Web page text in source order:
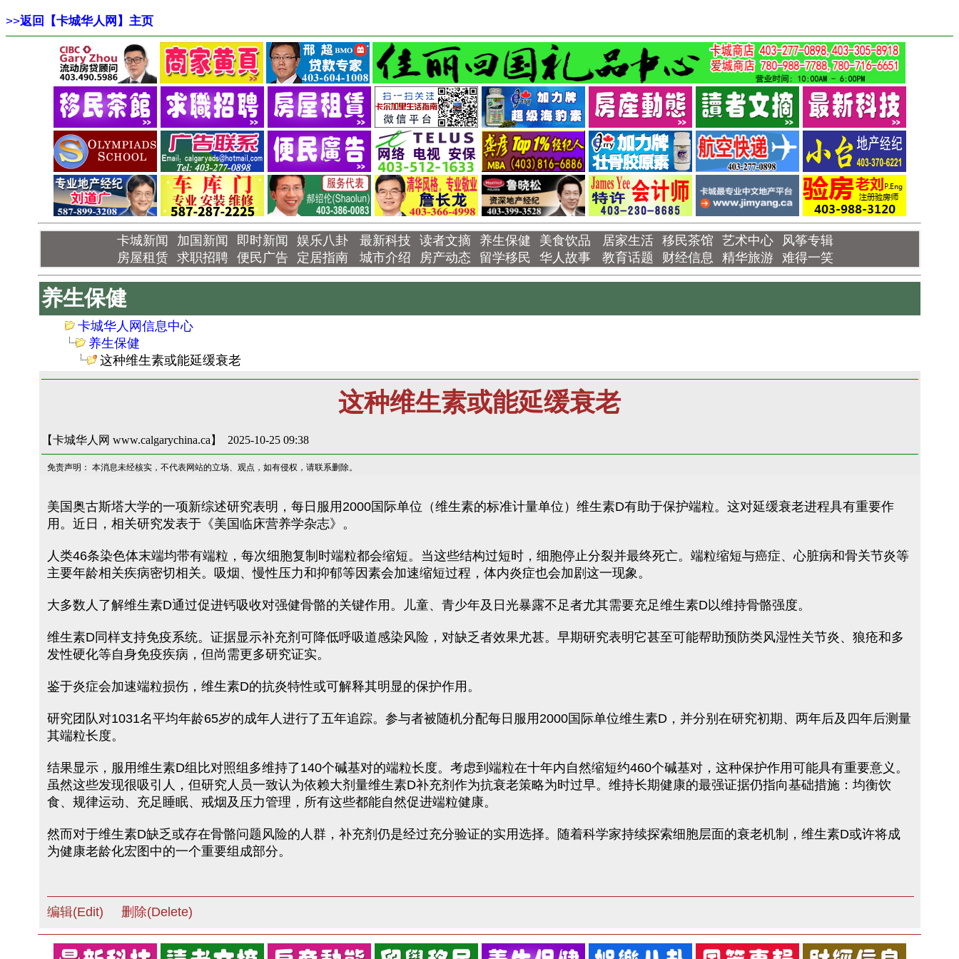
>>返回【卡城华人网】主页
卡城新闻 加国新闻 即时新闻 娱乐八卦 最新科技 读者文摘 养生保健 美食饮品 居家生活 移民茶馆 艺术中心
风筝专辑
房屋租赁 求职招聘 便民广告 定居指南 城市介绍 房产动态 留学移民 华人故事 教育话题 财经信息 精华旅游 难得一笑
养生保健
卡城华人网信息中心
养生保健
这种维生素或能延缓衰老
这种维生素或能延缓衰老
【卡城华人网 www.calgarychina.ca】 2025-10-25 09:38
免责声明： 本消息未经核实，不代表网站的立场、观点，如有侵权，请联系删除。
美国奥古斯塔大学的一项新综述研究表明，每日服用2000国际单位（维生素的标准计量单位）维生素D有助于保护端粒。这对延缓衰老进程具有重要作
用。近日，相关研究发表于《美国临床营养学杂志》。
人类46条染色体末端均带有端粒，每次细胞复制时端粒都会缩短。当这些结构过短时，细胞停止分裂并最终死亡。端粒缩短与癌症、心脏病和骨关节炎等
主要年龄相关疾病密切相关。吸烟、慢性压力和抑郁等因素会加速缩短过程，体内炎症也会加剧这一现象。
大多数人了解维生素D通过促进钙吸收对强健骨骼的关键作用。儿童、青少年及日光暴露不足者尤其需要充足维生素D以维持骨骼强度。
维生素D同样支持免疫系统。证据显示补充剂可降低呼吸道感染风险，对缺乏者效果尤甚。早期研究表明它甚至可能帮助预防类风湿性关节炎、狼疮和多
发性硬化等自身免疫疾病，但尚需更多研究证实。
鉴于炎症会加速端粒损伤，维生素D的抗炎特性或可解释其明显的保护作用。
研究团队对1031名平均年龄65岁的成年人进行了五年追踪。参与者被随机分配每日服用2000国际单位维生素D，并分别在研究初期、两年后及四年后测量
其端粒长度。
结果显示，服用维生素D组比对照组多维持了140个碱基对的端粒长度。考虑到端粒在十年内自然缩短约460个碱基对，这种保护作用可能具有重要意义。
虽然这些发现很吸引人，但研究人员一致认为依赖大剂量维生素D补充剂作为抗衰老策略为时过早。维持长期健康的最强证据仍指向基础措施：均衡饮
食、规律运动、充足睡眠、戒烟及压力管理，所有这些都能自然促进端粒健康。
然而对于维生素D缺乏或存在骨骼问题风险的人群，补充剂仍是经过充分验证的实用选择。随着科学家持续探索细胞层面的衰老机制，维生素D或许将成
为健康老龄化宏图中的一个重要组成部分。
编辑(Edit) 删除(Delete)